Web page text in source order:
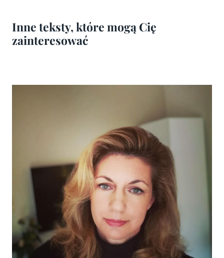
Inne teksty, które mogą Cię
zainteresować